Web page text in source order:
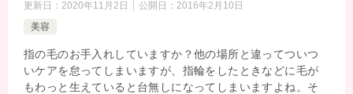
更新日： 2020年11月2日 公開日： 2016年2月10日
美容
指の毛のお手入れしていますか？他の場所と違ってついつ
いケアを怠ってしまいますが、指輪をしたときなどに毛が
もわっと生えていると台無しになってしまいますよね。そ